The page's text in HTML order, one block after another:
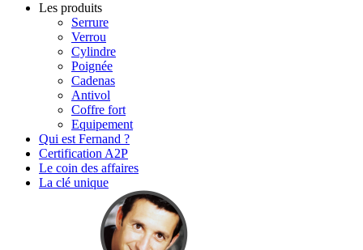
Les produits
Serrure
Verrou
Cylindre
Poignée
Cadenas
Antivol
Coffre fort
Equipement
Qui est Fernand ?
Certification A2P
Le coin des affaires
La clé unique